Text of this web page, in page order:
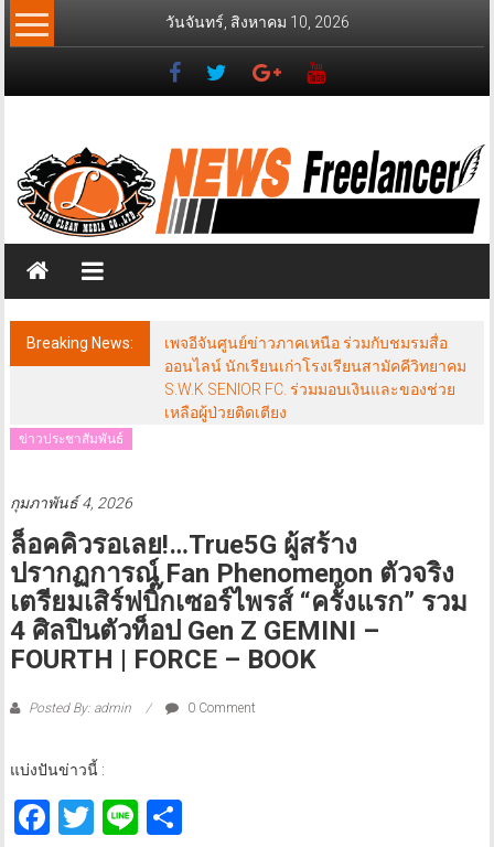
Skip
to
วันจันทร์, สิงหาคม 10, 2026
News
Freelancer
วส์
ฟรี
แลน
เซอร์
Breaking News:
เพจอีจันศูนย์ข่าวภาคเหนือ ร่วมกับชมรมสื่อ
ออนไลน์ นักเรียนเก่าโรงเรียนสามัคคีวิทยาคม
S.W.K SENIOR FC. ร่วมมอบเงินและของช่วย
เหลือผู้ป่วยติดเตียง
ข่าวประชาสัมพันธ์
กุมภาพันธ์ 4, 2026
ล็อคคิวรอเลย!…True5G ผู้สร้าง
ปรากฏการณ์ Fan Phenomenon ตัวจริง
เตรียมเสิร์ฟบิ๊กเซอร์ไพรส์ “ครั้งแรก” รวม
4 ศิลปินตัวท็อป Gen Z GEMINI –
FOURTH | FORCE – BOOK
Posted By: admin 0 Comment
แบ่งปันข่าวนี้ :
Facebook
Twitter
LineShare